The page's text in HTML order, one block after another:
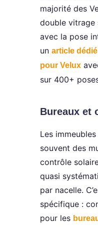
majorité des
double vitrage
avec la pose
un article
pour Velux
sur 400+
Bureaux et
Les
souvent des
contrôle
quasi
par nacelle.
spécifique :
pour les